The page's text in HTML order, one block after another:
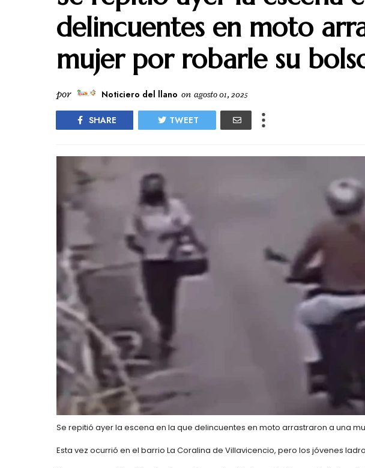
delincuentes en moto
mujer por robarle su
por Noticiero del llano on agosto 01, 2025
SHARE TWEET
Se repitió ayer la escena en la que delincuentes en moto arrastraron a una
Esta vez ocurrió en el barrio La Coralina de Villavicencio, pero los jóvenes